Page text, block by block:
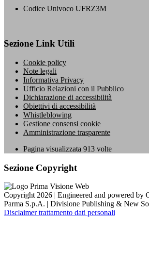
Codice Univoco UFRZ3M
Sezione Link Utili
Cookie policy
Note legali
Informativa Privacy
Ufficio Relazioni con il Pubblico
Dichiarazione di accessibilità
Obiettivi di accessibilità
Whistleblowing
Gestione consensi cookie
Amministrazione trasparente
Pagina visualizzata 913 volte
Sezione Copyright
Copyright 2026 | Engineered and powered by
Parma S.p.A. | Divisione Publishing & New
Disclaimer trattamento dati personali